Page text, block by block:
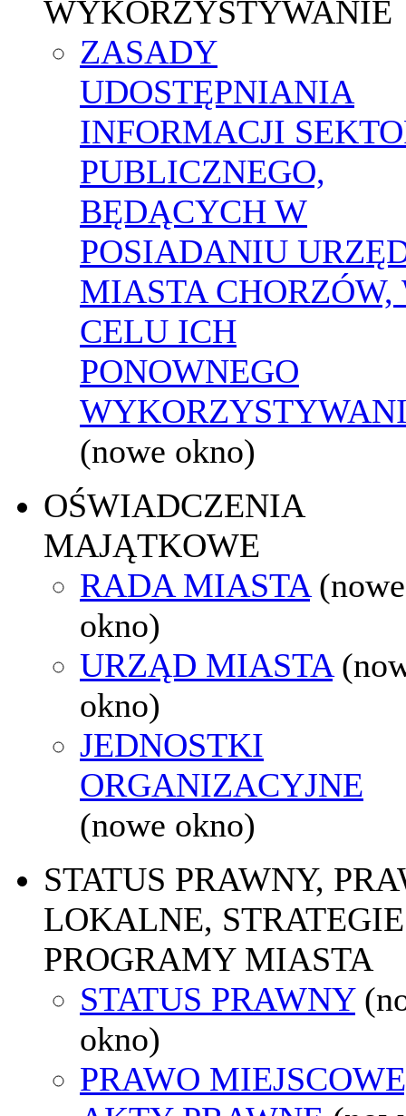
WYKORZYSTYWANIE
ZASADY
UDOSTĘPNIANIA
INFORMACJI
PUBLICZNEGO,
BĘDĄCYCH W
POSIADANIU
MIASTA CHORZÓW,
CELU ICH
PONOWNEGO
(nowe okno)
OŚWIADCZENIA
MAJĄTKOWE
RADA MIASTA (nowe
okno)
URZĄD MIASTA
okno)
JEDNOSTKI
ORGANIZACYJNE
(nowe okno)
STATUS PRAWNY,
LOKALNE,
PROGRAMY MIASTA
STATUS PRAWNY
okno)
PRAWO